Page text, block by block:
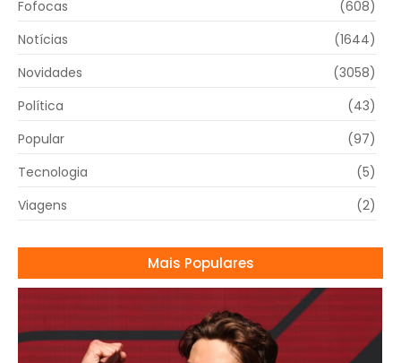
Mais Populares
Fofocas
(608)
Notícias
(1644)
Novidades
(3058)
Política
(43)
Popular
(97)
Tecnologia
(5)
Viagens
(2)